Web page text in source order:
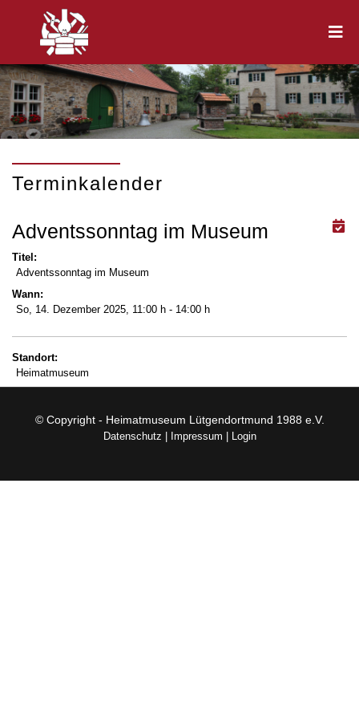
Terminkalender
Adventssonntag im Museum
Titel:
Adventssonntag im Museum
Wann:
So, 14. Dezember 2025, 11:00 h - 14:00 h
Standort:
Heimatmuseum
© Copyright - Heimatmuseum Lütgendortmund 1988 e.V.
Datenschutz Impressum Login